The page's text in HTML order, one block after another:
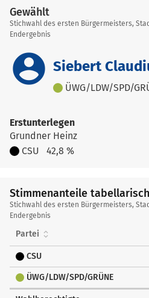
Gewählt
Stichwahl des ersten Bürgermeisters,
Endergebnis
account_circle Siebert
ÜWG/LDW/SPD/
Erstunterlegen
Grundner Heinz
CSU
42,8 %
Stimmenanteile tabellarisch
Stimmenanteile
tabellarisch
Stichwahl des ersten Bürgermeisters,
Endergebnis
Partei
CSU
ÜWG/LDW/SPD/GRÜNE